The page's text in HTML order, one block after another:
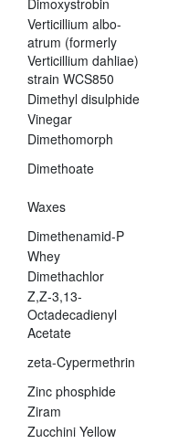
Dimoxystrobin
Verticillium albo-
atrum (formerly
Verticillium dahliae)
strain WCS850
Dimethyl disulphide
Vinegar
Dimethomorph
Dimethoate
Waxes
Dimethenamid-P
Whey
Dimethachlor
Z,Z-3,13-
Octadecadienyl
Acetate
zeta-Cypermethrin
Zinc phosphide
Ziram
Zucchini Yellow